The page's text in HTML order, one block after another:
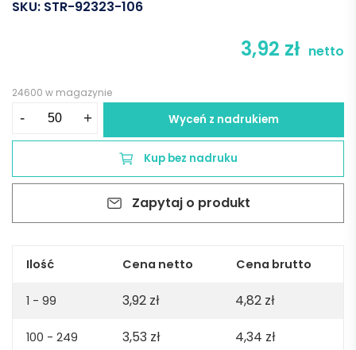
SKU: STR-92323-106
3,92 zł netto
24600 w magazynie
-
w
recyklingowanej
bawełny
poliestru
rPET)
+ Wyceń z nadrukiem
Kup bez nadruku
Zapytaj o produkt
Ilość Cena netto Cena brutto
1 - 99 3,92 zł 4,82 zł
100 - 249 3,53 zł 4,34 zł